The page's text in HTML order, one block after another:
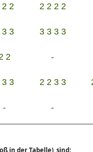
2 2 2 2 2 2
3 3 3 3 3 3
2 -
3 3 2 2 3 3
- -
in der Tabelle) sind: